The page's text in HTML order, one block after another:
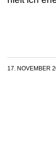
17. NOVEMBER